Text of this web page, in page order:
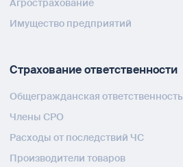
Агрострахование
Имущество предприятий
Страхование ответственности
Общегражданская ответственность
Члены СРО
Расходы от последствий ЧС
Производители товаров